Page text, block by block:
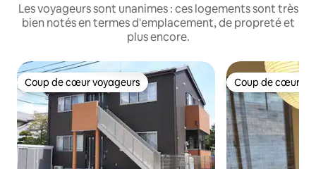
Les voyageurs sont unanimes : ces logements sont très
bien notés en termes d'emplacement, de propreté et
plus encore.
Coup de cœur voyageurs
Coup de cœur voyageurs Coup de cœur
Coup de cœur